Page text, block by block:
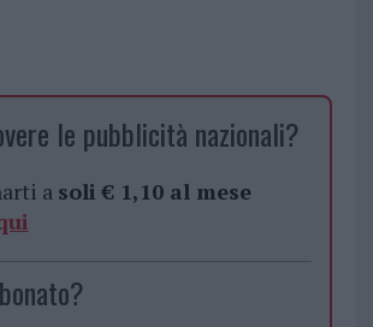
le pubblicità nazionali?
a soli € 1,10 al mese